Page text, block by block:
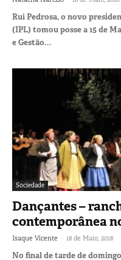
Rui Pedrosa, o novo
(IPL) tomou posse a 15 de
e Gestão...
Sociedade
Dançantes –
contemporânea
Isaque Vicente - 18 de Maio, 2018
No final de tarde de